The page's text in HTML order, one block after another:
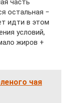
часть
остальная ‒
идти в этом
условий,
жиров +
чая